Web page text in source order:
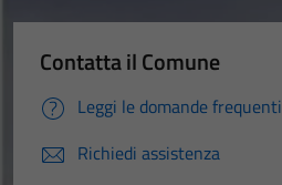
Contatta il Comune
Leggi le domande frequenti
Richiedi assistenza